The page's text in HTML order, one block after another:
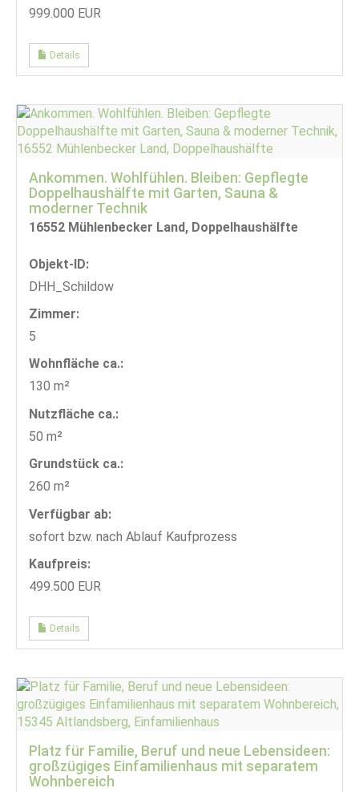
999.000 EUR
Details
Ankommen. Wohlfühlen. Bleiben: Gepflegte
Doppelhaushälfte mit Garten, Sauna &
moderner Technik
16552 Mühlenbecker Land, Doppelhaushälfte
Objekt-ID:
DHH_Schildow
Zimmer:
5
Wohnfläche ca.:
130 m²
Nutzfläche ca.:
50 m²
Grund­stück ca.:
260 m²
Verfügbar ab:
sofort bzw. nach Ablauf Kaufprozess
Kaufpreis:
499.500 EUR
Details
Platz für Familie, Beruf und neue Lebensideen:
großzügiges Einfamilienhaus mit separatem
Wohnbereich